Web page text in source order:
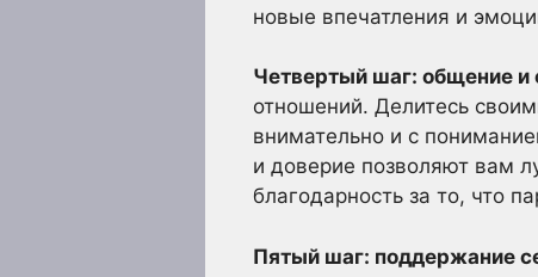
новые впечатления и
Четвертый шаг: общение и
отношений. Делитесь
внимательно и с
и доверие позволяют вам
благодарность за то, что
Пятый шаг: поддержание